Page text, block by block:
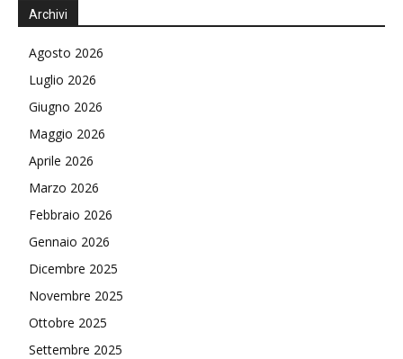
Archivi
Agosto 2026
Luglio 2026
Giugno 2026
Maggio 2026
Aprile 2026
Marzo 2026
Febbraio 2026
Gennaio 2026
Dicembre 2025
Novembre 2025
Ottobre 2025
Settembre 2025